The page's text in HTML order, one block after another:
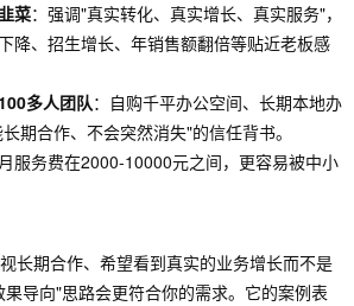
菜：强调"真实转化、真实增长、真实服务"，
降、招生增长、年销售额翻倍等贴近老板感
多人团队：自购千平办公空间、长期本地办
期合作、不会突然消失"的信任背书。
服务费在2000-10000元之间，更容易被中小
长期合作、希望看到真实的业务增长而不是
导向"思路会更符合你的需求。它的案例表